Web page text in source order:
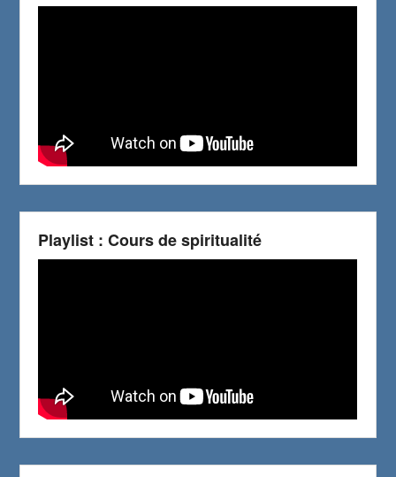
Playlist : Cours de spiritualité